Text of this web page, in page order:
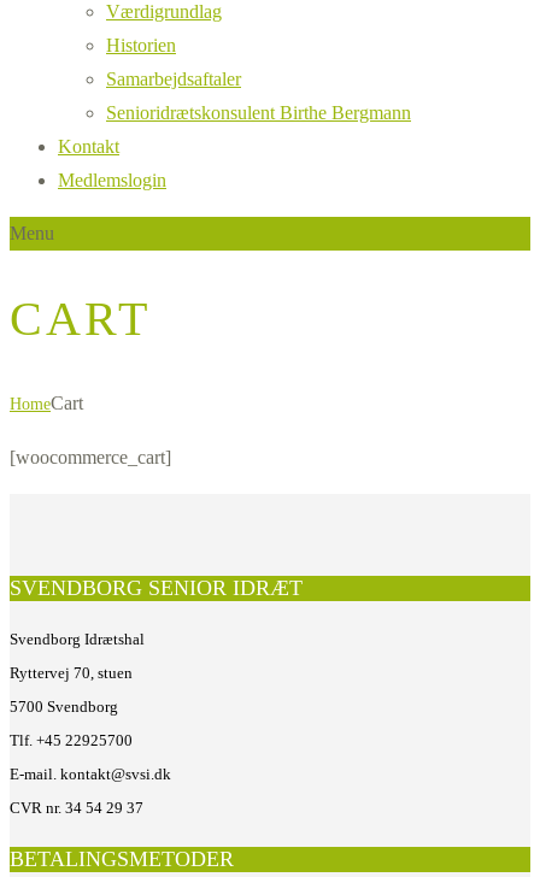
Værdigrundlag
Historien
Samarbejdsaftaler
Senioridrætskonsulent Birthe Bergmann
Kontakt
Medlemslogin
Menu
CART
HomeCart
[woocommerce_cart]
SVENDBORG SENIOR IDRÆT
Svendborg Idrætshal
Ryttervej 70, stuen
5700 Svendborg
Tlf. +45 22925700
E-mail. kontakt@svsi.dk
CVR nr. 34 54 29 37
BETALINGSMETODER